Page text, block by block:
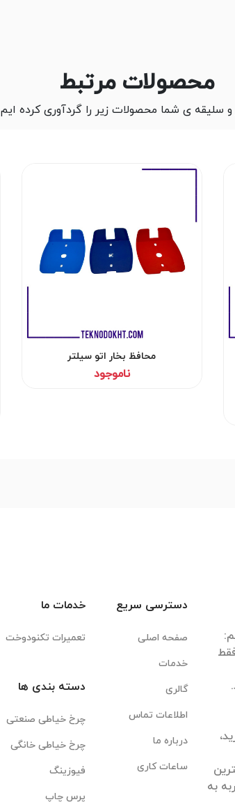
محصولات مرتبط
سلیقه ی شما محصولات زیر را گردآوری کرده ایم
محافظ بخار اتو سیلتر
ناموجود
به
دسترسی سریع
صفحه اصلی
خدمات
گالری
اطلاعات تماس
درباره ما
ساعات کاری
خدمات ما
تعمیرات تکنودوخت
دسته بندی ها
چرخ خیاطی صنعتی
چرخ خیاطی خانگی
فیوزینگ
پرس چاپ